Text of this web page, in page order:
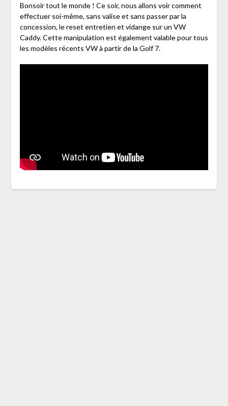
Bonsoir tout le monde ! Ce soir, nous allons voir comment
effectuer soi-même, sans valise et sans passer par la
concession, le reset entretien et vidange sur un VW
Caddy. Cette manipulation est également valable pour tous
les modèles récents VW à partir de la Golf 7.